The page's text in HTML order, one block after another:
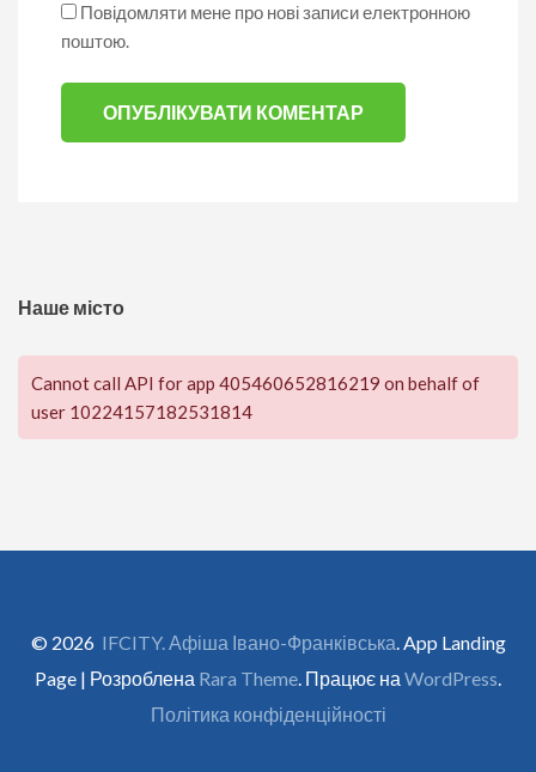
Повідомляти мене про нові записи електронною
поштою.
Наше місто
Cannot call API for app 405460652816219 on behalf of
user 10224157182531814
© 2026 IFCITY. Афіша Івано-Франківська . App Landing
Page | Розроблена Rara Theme . Працює на WordPress
Політика конфіденційності